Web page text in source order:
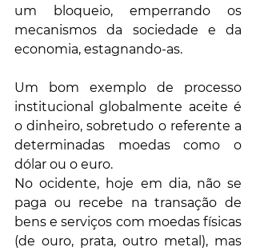
um bloqueio, emperrando os
mecanismos da sociedade e da
economia, estagnando-as.
Um bom exemplo de processo
institucional globalmente aceite é
o dinheiro, sobretudo o referente a
determinadas moedas como o
dólar ou o euro.
No ocidente, hoje em dia, não se
paga ou recebe na transação de
bens e serviços com moedas físicas
(de ouro, prata, outro metal), mas